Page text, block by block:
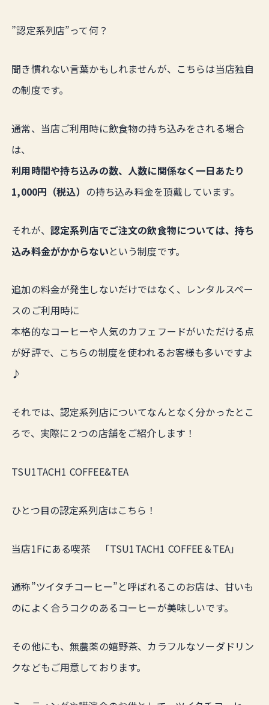
”認定系列店”って何？
聞き慣れない言葉かもしれませんが、こちらは当店独自
の制度です。
通常、当店ご利用時に飲食物の持ち込みをされる場合
は、
利用時間や持ち込みの数、人数に関係なく一日あたり
1,000円（税込） の持ち込み料金を頂戴しています。
それが、 認定系列店でご注文の飲食物については、持ち
込み料金がかからないという制度です。
追加の料金が発生しないだけではなく、レンタルスペー
スのご利用時に
本格的なコーヒーや人気のカフェフードがいただける点
が好評で、こちらの制度を使われるお客様も多いですよ
♪
それでは、認定系列店についてなんとなく分かったとこ
ろで、実際に２つの店舗をご紹介します！
TSU1TACH1 COFFEE&TEA
ひとつ目の認定系列店はこちら！
当店1Fにある喫茶 「TSU1TACH1 COFFEE＆TEA」
通称”ツイタチコーヒー”と呼ばれるこのお店は、甘いも
のによく合うコクのあるコーヒーが美味しいです。
その他にも、無農薬の嬉野茶、カラフルなソーダドリン
クなどもご用意しております。